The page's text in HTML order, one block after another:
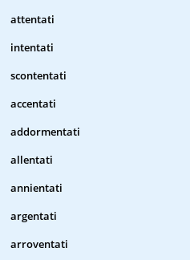
attentati
intentati
scontentati
accentati
addormentati
allentati
annientati
argentati
arroventati